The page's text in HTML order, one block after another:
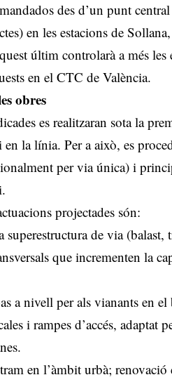
des d’un punt
en les estacions de
últim controlarà a més
en el CTC de València.
obres
es realitzaran sota la
la línia. Per a això, es
per via única) i
projectades són:
superestructura de via
que incrementen la
a nivell per als vianants en
i rampes d’accés,
en l’àmbit urbà;